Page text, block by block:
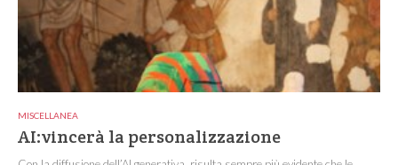
MISCELLANEA
AI:vincerà la personalizzazione